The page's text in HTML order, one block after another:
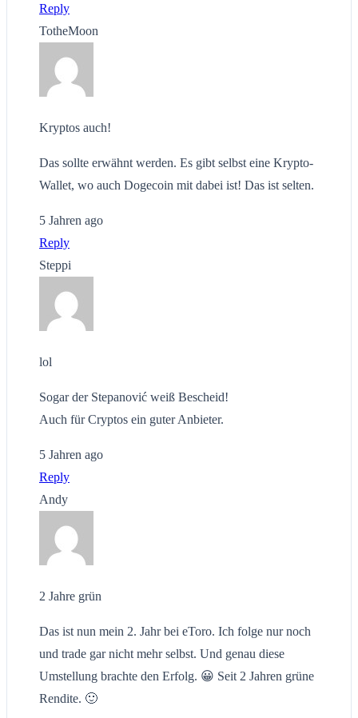
Reply
TotheMoon
Kryptos auch!
Das sollte erwähnt werden. Es gibt selbst eine Krypto-
Wallet, wo auch Dogecoin mit dabei ist! Das ist selten.
5 Jahren ago
Reply
Steppi
lol
Sogar der Stepanović weiß Bescheid!
Auch für Cryptos ein guter Anbieter.
5 Jahren ago
Reply
Andy
2 Jahre grün
Das ist nun mein 2. Jahr bei eToro. Ich folge nur noch
und trade gar nicht mehr selbst. Und genau diese
Umstellung brachte den Erfolg. 😀 Seit 2 Jahren grüne
Rendite. 🙂